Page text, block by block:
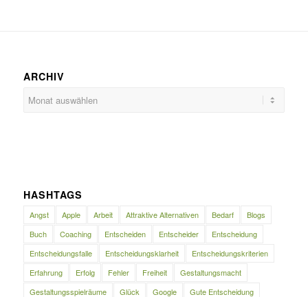
ARCHIV
HASHTAGS
Angst Apple Arbeit Attraktive Alternativen Bedarf
Blogs
Buch
Coaching Entscheiden Entscheider
Entscheidung
Entscheidungsfalle
Entscheidungsklarheit
Entscheidungskriterien
Erfahrung
Erfolg Fehler Freiheit
Gestaltungsmacht
Gestaltungsspielräume
Glück Google Gute Entscheidung